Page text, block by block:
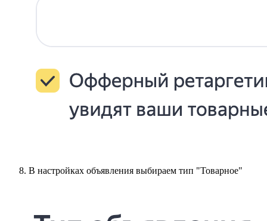
В настройках объявления выбираем тип "Товарное"